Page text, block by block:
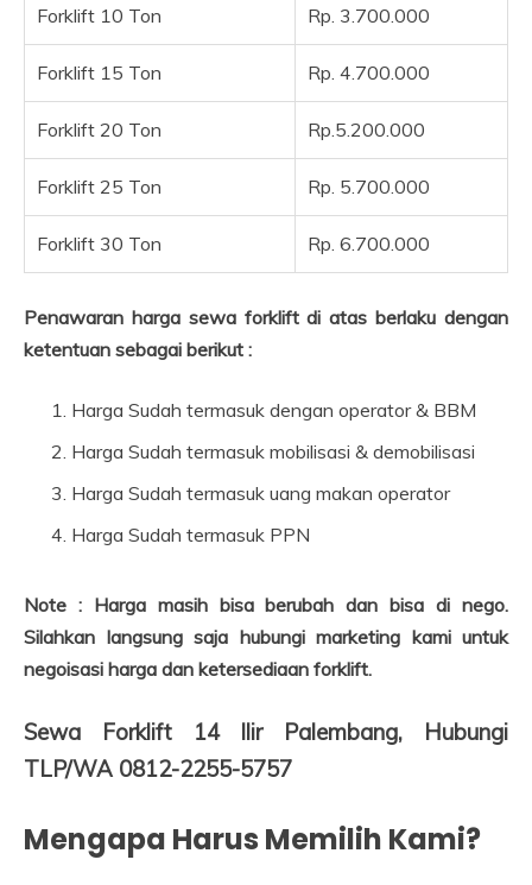
Forklift 10 Ton Rp. 3.700.000
Forklift 15 Ton Rp. 4.700.000
Forklift 20 Ton Rp.5.200.000
Forklift 25 Ton Rp. 5.700.000
Forklift 30 Ton Rp. 6.700.000
Penawaran harga sewa forklift di atas berlaku dengan
ketentuan sebagai berikut :
Harga Sudah termasuk dengan operator & BBM
Harga Sudah termasuk mobilisasi & demobilisasi
Harga Sudah termasuk uang makan operator
Harga Sudah termasuk PPN
Note : Harga masih bisa berubah dan bisa di nego.
Silahkan langsung saja hubungi marketing kami untuk
negoisasi harga dan ketersediaan forklift.
Sewa Forklift 14 Ilir Palembang, Hubungi
TLP/WA 0812-2255-5757
Mengapa Harus Memilih Kami?